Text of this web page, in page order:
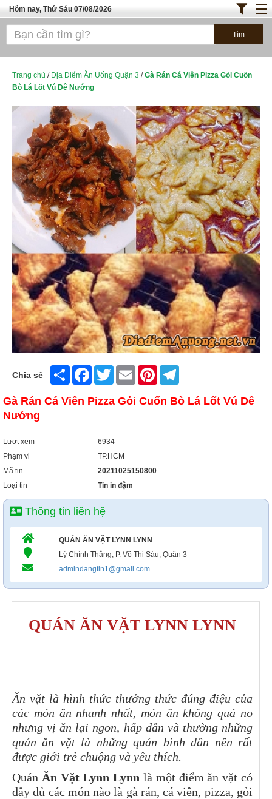
Hôm nay, Thứ Sáu 07/08/2026
Trang chủ
Bánh - Đồ Ăn Vặt
TOP QUÁN ĂN
ĐỊA ĐIỂM ĂN UỐNG HÀ NỘI
Trang chủ /Địa Điểm Ăn Uống Quận 3 /Gà Rán Cá Viên Pizza Gỏi Cuốn
Bò Lá Lốt Vú Dê Nướng
Chia sẻ Share FacebookTwitter Email Pinterest
Gà Rán Cá Viên Pizza Gỏi Cuốn Bò Lá Lốt Vú Dê
Nướng
Lượt xem
6934
Phạm vi
TP.HCM
Mã tin
20211025150800
Loại tin
Tin in đậm
Thông tin liên hệ
QUÁN ĂN VẶT LYNN LYNN
Lý Chính Thắng, P. Võ Thị Sáu, Quận 3
admindangtin1@gmail.com
QUÁN ĂN VẶT LYNN LYNN
Ăn vặt là hình thức thưởng thức đúng điệu của
các món ăn nhanh nhất, món ăn không quá no
nhưng vị ăn lại ngon, hấp dẫn và thường những
quán ăn vặt là những quán bình dân nên rất
được giới trẻ chuộng và yêu thích.
Quán Ăn Vặt Lynn Lynn là một điểm ăn vặt có
đầy đủ các món nào là gà rán, cá viên, pizza, gỏi